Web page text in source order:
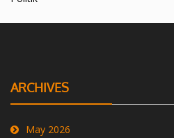
ARCHIVES
May 2026